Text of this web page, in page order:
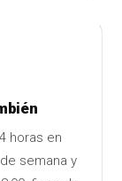
horas en
semana y